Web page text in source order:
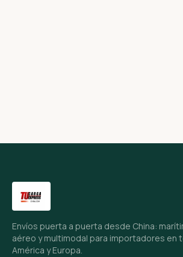
Envíos puerta a puerta desde China:
aéreo y multimodal para importadores en
América y Europa.